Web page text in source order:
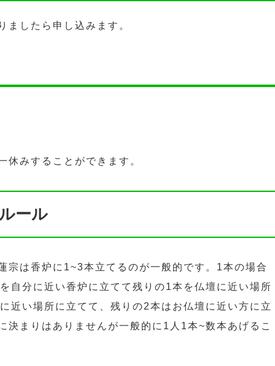
ましたら申し込みます。
休みすることができます。
ール
宗は香炉に1~3本立てるのが一般的です。1本の場合
自分に近い香炉に立てて残りの1本を仏壇に近い場所
近い場所に立てて、残りの2本はお仏壇に近い方に立
決まりはありませんが一般的に1人1本~数本あげるこ